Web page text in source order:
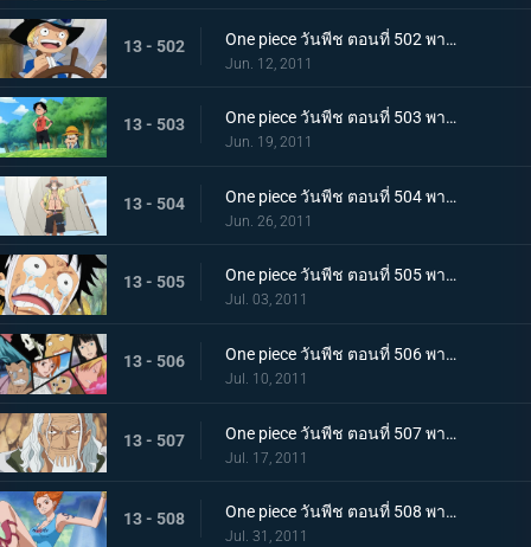
13 - 502 One piece วันพีช ตอนที่ 502 พากย์ไทย อิสระอยู่แห่งหนใด!? การออกเรือที่แสนเศร้าของเด็กชาย
Jun. 12, 2011
13 - 503 One piece วันพีช ตอนที่ 503 พากย์ไทย ฝากดูแลด้วย! จดหมายที่พี่น้องทิ้งไว้!
Jun. 19, 2011
13 - 504 One piece วันพีช ตอนที่ 504 พากย์ไทย เพื่อบรรลุคำสัญญา ! การออกเดินทางของแต่ละคน!
Jun. 26, 2011
13 - 505 One piece วันพีช ตอนที่ 505 พากย์ไทย อยากเจอพรรคพวก! เสียงตะโกนทั้งน้ำตาของลูฟี่
Jul. 03, 2011
13 - 506 One piece วันพีช ตอนที่ 506 พากย์ไทย กลุ่มหมวกฟางตกตะลึง! ข่าวร้ายที่มาเยือน
Jul. 10, 2011
13 - 507 One piece วันพีช ตอนที่ 507 พากย์ไทย พบราชานรกเรย์ลี่อีกครั้ง ได้เวลาลูฟี่ตัดสินใจ
Jul. 17, 2011
13 - 508 One piece วันพีช ตอนที่ 508 พากย์ไทย กลับไปหากัปตัน การหนีจากเกาะท้องฟ้าและคดีที่เกาะฤดูหนาว
Jul. 31, 2011